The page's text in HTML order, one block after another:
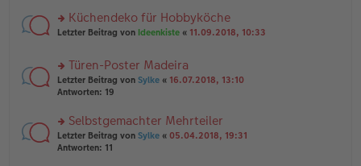
tr
a
e
n
ei
tr
a
n
g
es
e
n
er
ei
tr
a
rs
u
n
g
es
e
n
er
Küchendeko für Hobbyköche
Letzter Beitrag von Ideenkiste « 11.09.2018, 10:33
rs
te
n
g
el
Türen-Poster Madeira
Letzter Beitrag von Sylke « 16.07.2018, 13:10
Antworten: 19
rs
te
Selbstgemachter Mehrteiler
Letzter Beitrag von Sylke « 05.04.2018, 19:31
Antworten: 11